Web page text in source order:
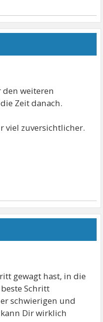
weiteren
Zeit danach.
viel zuversichtlicher.
gewagt hast, in die
Schritt
schwierigen und
Dir wirklich